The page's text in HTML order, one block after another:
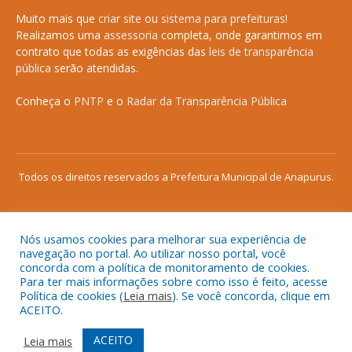
Muito mais que criar site ou sistema para prefeituras!
Realizamos uma assessoria completa, onde garantimos em
contrato que todas as exigências das leis de transparência
pública serão atendidas.
Conheça o PNTP e o Radar da Transparência Pública
Todos os direitos reservados a Prefeitura Municipal de Anapurus.
Mapa do Site
Acessar Área Administrativa
Acessar o Webmail
Nós usamos cookies para melhorar sua experiência de
navegação no portal. Ao utilizar nosso portal, você
concorda com a política de monitoramento de cookies.
Para ter mais informações sobre como isso é feito, acesse
Política de cookies (Leia mais). Se você concorda, clique em
ACEITO.
Leia mais
ACEITO